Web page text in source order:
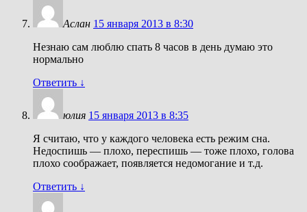
Аслан 15 января 2013 в 8:30
Незнаю сам люблю спать 8 часов в день думаю это
нормально
Ответить ↓
юлия 15 января 2013 в 8:35
Я считаю, что у каждого человека есть режим сна.
Недоспишь — плохо, переспишь — тоже плохо, голова
плохо соображает, появляется недомогание и т.д.
Ответить ↓